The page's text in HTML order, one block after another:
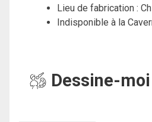
Lieu de fabrication :
Indisponible à la
Dessine-